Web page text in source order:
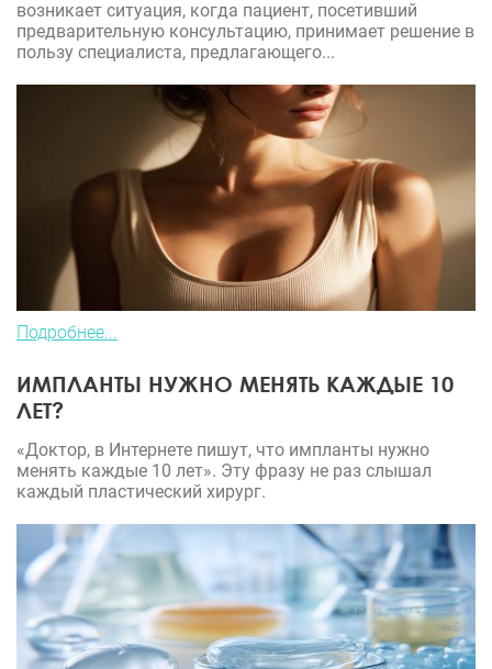
возникает ситуация, когда пациент, посетивший
предварительную консультацию, принимает решение в
пользу специалиста, предлагающего...
Подробнее...
ИМПЛАНТЫ НУЖНО МЕНЯТЬ КАЖДЫЕ 10
ЛЕТ?
«Доктор, в Интернете пишут, что импланты нужно
менять каждые 10 лет». Эту фразу не раз слышал
каждый пластический хирург.